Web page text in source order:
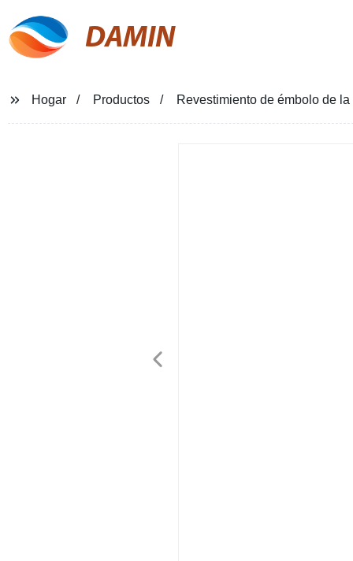
DAMIN
Hogar Productos Revestimiento de émbolo de